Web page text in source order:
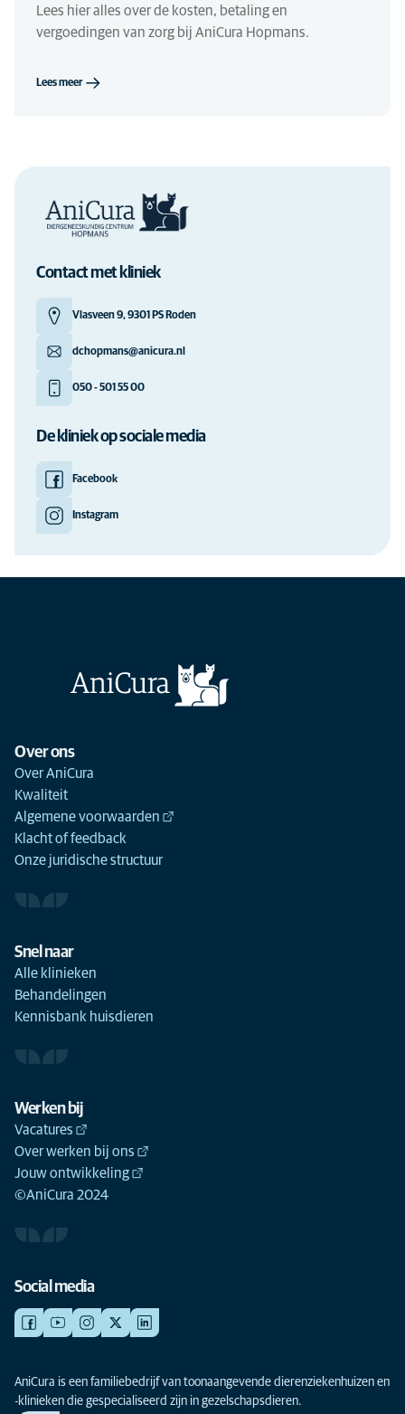
Lees hier alles over de kosten, betaling en
vergoedingen van zorg bij AniCura Hopmans.
Lees meer
Contact met kliniek
Vlasveen 9, 9301 PS Roden
dchopmans@anicura.nl
050 - 501 55 00
De kliniek op sociale media
Facebook
Instagram
Over ons
Over AniCura
Kwaliteit
Algemene voorwaarden
Klacht of feedback
Onze juridische structuur
Snel naar
Alle klinieken
Behandelingen
Kennisbank huisdieren
Werken bij
Vacatures
Over werken bij ons
Jouw ontwikkeling
©AniCura 2024
Social media
AniCura is een familiebedrijf van toonaangevende dierenziekenhuizen en
-klinieken die gespecialiseerd zijn in gezelschapsdieren.